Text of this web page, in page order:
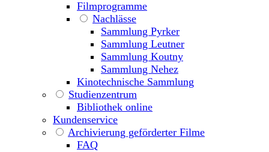
Filmprogramme
Nachlässe
Sammlung Pyrker
Sammlung Leutner
Sammlung Koutny
Sammlung Nehez
Kinotechnische Sammlung
Studienzentrum
Bibliothek online
Kundenservice
Archivierung geförderter Filme
FAQ